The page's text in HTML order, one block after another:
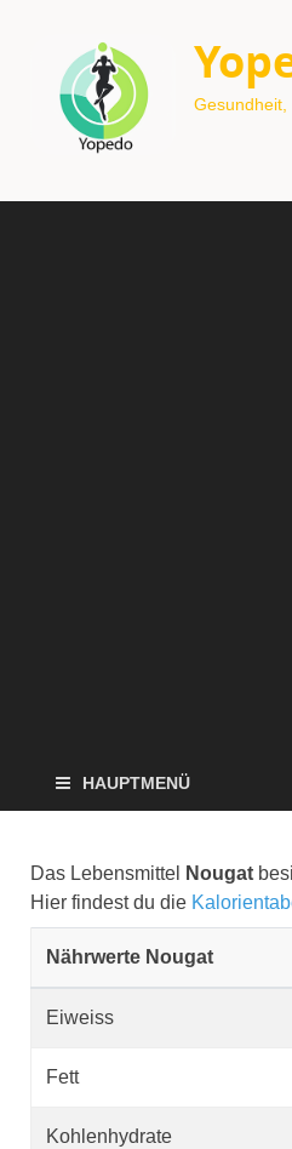
Gesundheit,
HAUPTMENÜ
Das Lebensmittel Nougat
Hier findest du die
Nährwerte Nougat
Eiweiss
Fett
Kohlenhydrate